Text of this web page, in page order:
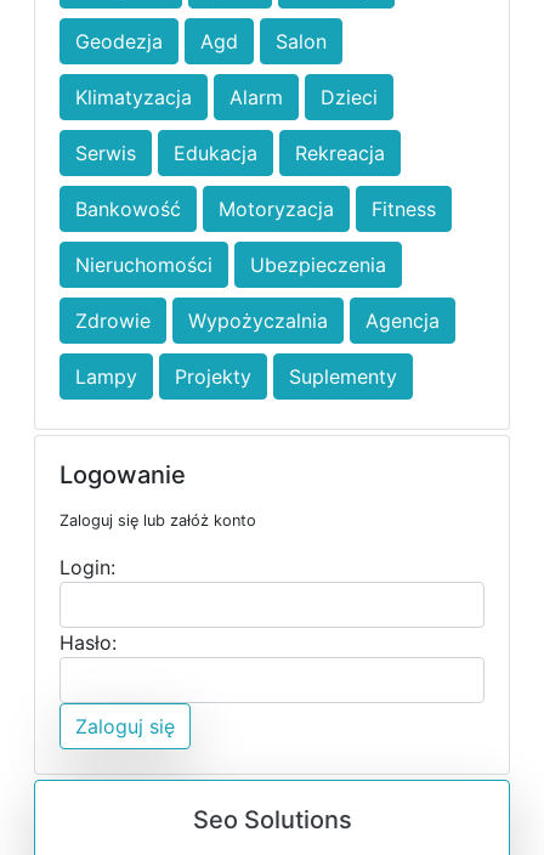
Geodezja Agd Salon
Klimatyzacja Alarm Dzieci
Serwis Edukacja Rekreacja
Bankowość Motoryzacja Fitness
Nieruchomości Ubezpieczenia
Zdrowie Wypożyczalnia Agencja
Lampy Projekty Suplementy
Logowanie
Zaloguj się lub załóż konto
Login:
Hasło:
Zaloguj się
Seo Solutions